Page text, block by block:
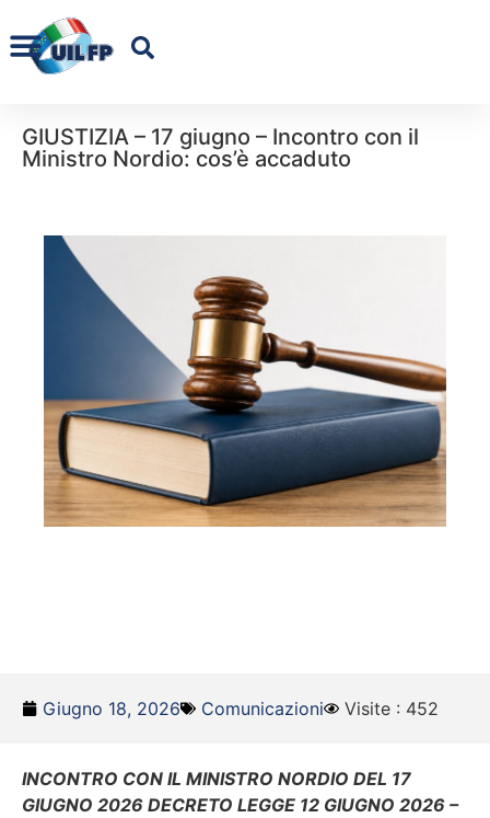
GIUSTIZIA – 17 giugno – Incontro con il
Ministro Nordio: cos’è accaduto
Giugno 18, 2026 Comunicazioni Visite : 452
INCONTRO CON IL MINISTRO NORDIO DEL 17
GIUGNO 2026 DECRETO LEGGE 12 GIUGNO 2026 –